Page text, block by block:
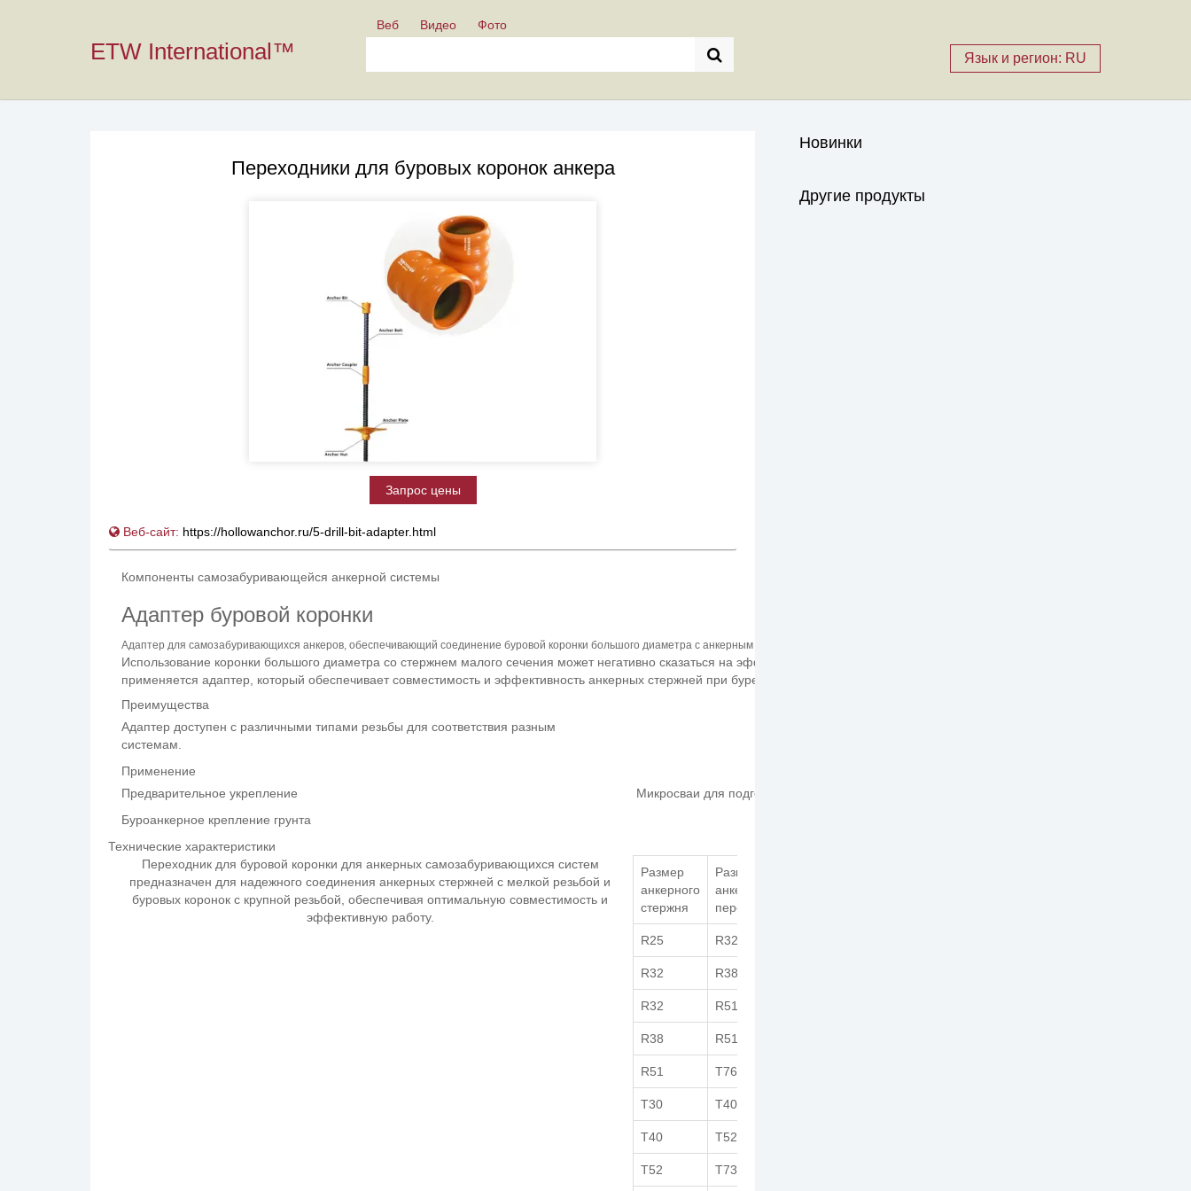
ETW International™ Язык и регион: RU
Веб Видео Фото
Переходники для буровых коронок анкера
Запрос цены
Веб-сайт: https://hollowanchor.ru/5-drill-bit-adapter.html
Компоненты самозабуривающейся анкерной системы
Адаптер буровой коронки
Адаптер для самозабуривающихся анкеров, обеспечивающий соединение буровой коронки большого диаметра с анкерным стержнем малого размера
Использование коронки большого диаметра со стержнем малого сечения может негативно сказаться на эффективности бурения. Для решения этой проблемы
применяется адаптер, который обеспечивает совместимость и эффективность анкерных стержней при бурении.
Преимущества
Адаптер доступен с различными типами резьбы для соответствия разным
системам.
Применение
Предварительное укрепление
Микросваи для подготовки фундаментного основания
Буроанкерное крепление грунта
Технические характеристики
Переходник для буровой коронки для анкерных самозабуривающихся систем
предназначен для надежного соединения анкерных стержней с мелкой резьбой и
буровых коронок с крупной резьбой, обеспечивая оптимальную совместимость и
эффективную работу.
Размер
анкерного
стержня
Размер
анкерного
переходника
R25 R32
R32 R38
R32 R51
R38 R51
R51 T76
T30 T40
T40 T52
T52 T73
Новинки
Другие продукты